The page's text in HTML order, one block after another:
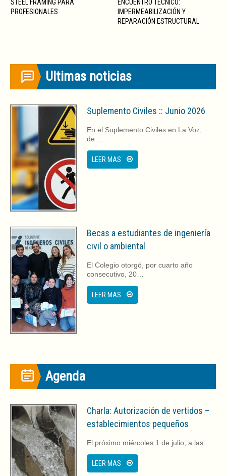
)
STEEL FRAMING PARA
PROFESIONALES
ENCUENTRO TÉCNICO:
IMPERMEABILIZACIÓN Y
REPARACIÓN ESTRUCTURAL
Ultimas noticias
Suplemento Civiles :: Junio 2026
En el Suplemento Civiles en La Voz,
de…
LEER MAS
Becas a estudiantes de ingeniería
civil o ambiental
El Colegio otorgó, por cuarto año
consecutivo, 20…
LEER MAS
Agenda
Charla: Autorización de vertidos –
establecimientos pequeños
El próximo miércoles 1 de julio, a las…
LEER MAS